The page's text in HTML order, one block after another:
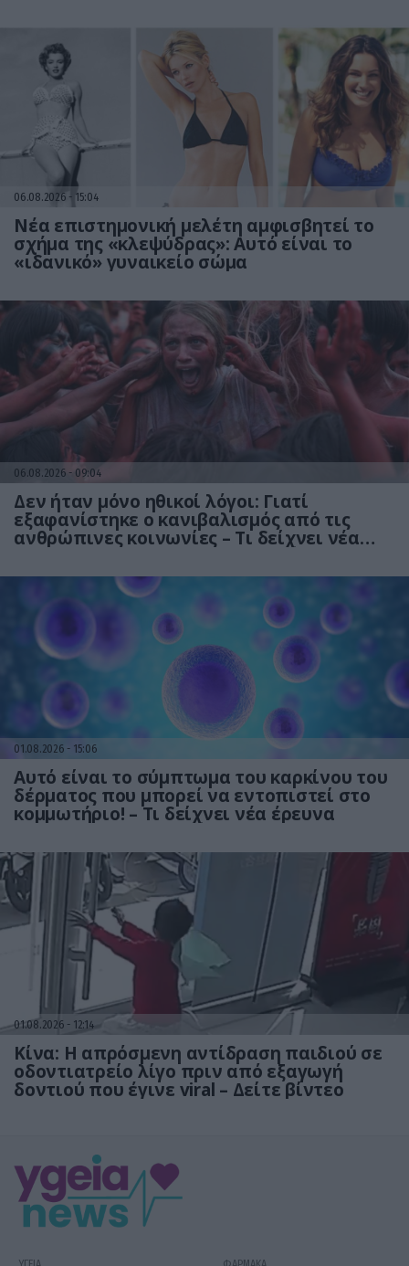
06.08.2026 15:04
Νέα επιστημονική μελέτη αμφισβητεί το
σχήμα της «κλεψύδρας»: Αυτό είναι το
«ιδανικό» γυναικείο σώμα
06.08.2026 09:04
Δεν ήταν μόνο ηθικοί λόγοι: Γιατί
εξαφανίστηκε ο κανιβαλισμός από τις
ανθρώπινες κοινωνίες – Τι δείχνει νέα
01.08.2026 15:06
Αυτό είναι το σύμπτωμα του καρκίνου του
δέρματος που μπορεί να εντοπιστεί στο
κομμωτήριο! – Τι δείχνει νέα έρευνα
01.08.2026 12:14
Κίνα: Η απρόσμενη αντίδραση παιδιού σε
οδοντιατρείο λίγο πριν από εξαγωγή
δοντιού που έγινε viral – Δείτε βίντεο